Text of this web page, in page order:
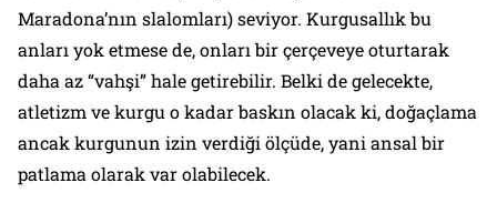
Maradona’nın slalomları) seviyor. Kurgusallık bu
anları yok etmese de, onları bir çerçeveye oturtarak
daha az “vahşi” hale getirebilir. Belki de gelecekte,
atletizm ve kurgu o kadar baskın olacak ki, doğaçlama
ancak kurgunun izin verdiği ölçüde, yani ansal bir
patlama olarak var olabilecek.